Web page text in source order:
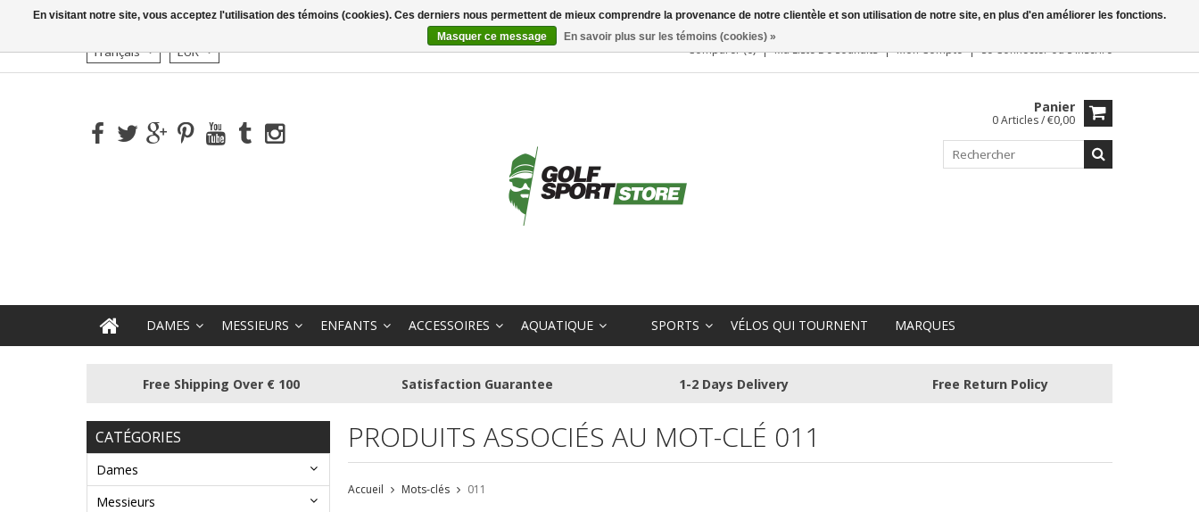
Français EUR Comparer (0) Ma Liste De Souhaits Mon Compte Se ConnecterouS'inscrire
Panier
0 Articles / €0,00
DAMES MESSIEURS ENFANTS ACCESSOIRES AQUATIQUE SPORTS VÉLOS QUI TOURNENT MARQUES
Free Shipping Over € 100 Satisfaction Guarantee 1-2 Days Delivery Free Return Policy
CATÉGORIES
Dames
Messieurs
PRODUITS ASSOCIÉS AU MOT-CLÉ 011
Accueil Mots-clés 011
En visitant notre site, vous acceptez l'utilisation des témoins (cookies). Ces derniers nous permettent de mieux comprendre la provenance de notre clientèle et son utilisation de notre site, en plus d'en améliorer les fonctions.
Masquer ce message
En savoir plus sur les témoins (cookies) »